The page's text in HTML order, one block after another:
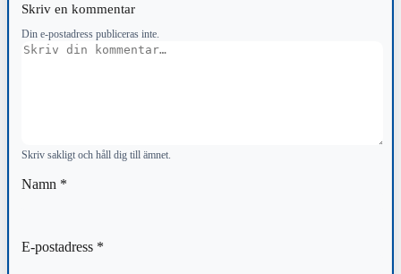
Skriv en kommentar
Din e-postadress publiceras inte.
Kommentar
Skriv sakligt och håll dig till ämnet.
Namn *
E-postadress *